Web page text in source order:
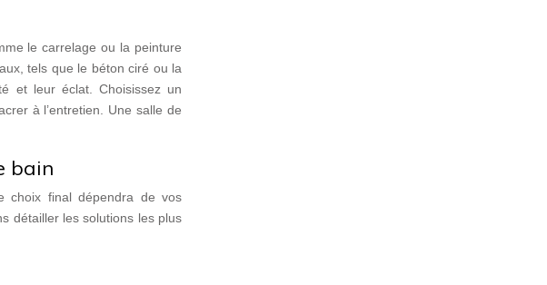
le carrelage ou la peinture
tels que le béton ciré ou la
et leur éclat. Choisissez un
à l’entretien. Une salle de
bain
choix final dépendra de vos
détailler les solutions les plus